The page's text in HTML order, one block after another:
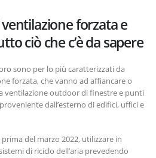
forzata e
ciò che c’è da sapere
sono per lo più caratterizzati da
forzata, che vanno ad affiancare o
ventilazione outdoor di finestre e punti
dall’esterno di edifici, uffici e
del marzo 2022, utilizzare in
di riciclo dell’aria prevedendo